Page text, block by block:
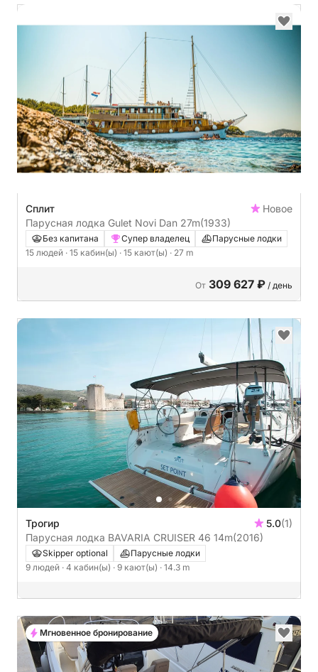
Сплит
Новое
Парусная лодка Gulet Novi Dan 27m(1933)
Без капитана Супер владелец
Парусные лодки
15 людей · 15 кабин(ы) · 15 кают(ы) · 27 m
От 309 627 ₽ / день
Трогир 5.0(1)
Парусная лодка BAVARIA CRUISER 46 14m(2016)
Skipper optional
Парусные лодки
9 людей · 4 кабин(ы) · 9 кают(ы) · 14.3 m
Мгновенное бронирование